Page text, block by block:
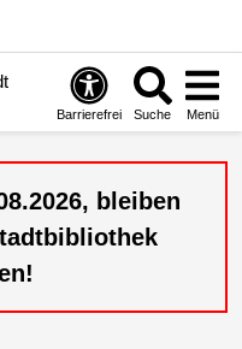
Barrierefrei Suche Menü
bleiben